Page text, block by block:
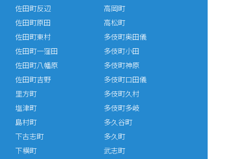
佐田町反辺
佐田町原田
佐田町東村
佐田町一窪田
佐田町八幡原
佐田町吉野
里方町
塩津町
島村町
下古志町
下横町
高岡町
高松町
多伎町奥田儀
多伎町小田
多伎町神原
多伎町口田儀
多伎町久村
多伎町多岐
多久谷町
多久町
武志町